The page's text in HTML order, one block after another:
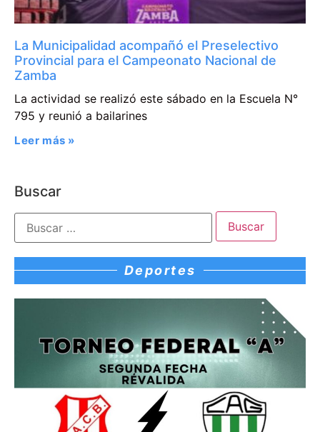
La Municipalidad acompañó el Preselectivo
Provincial para el Campeonato Nacional de
Zamba
La actividad se realizó este sábado en la Escuela N°
795 y reunió a bailarines
Leer más »
Buscar
Deportes